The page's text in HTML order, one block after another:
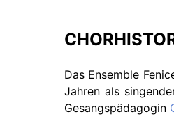
Das Ensemble
Jahren als
Gesangspädagogin